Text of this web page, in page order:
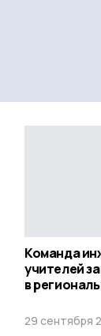
Команда
учителей
в
29 сентября